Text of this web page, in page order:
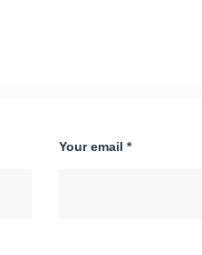
Your email *